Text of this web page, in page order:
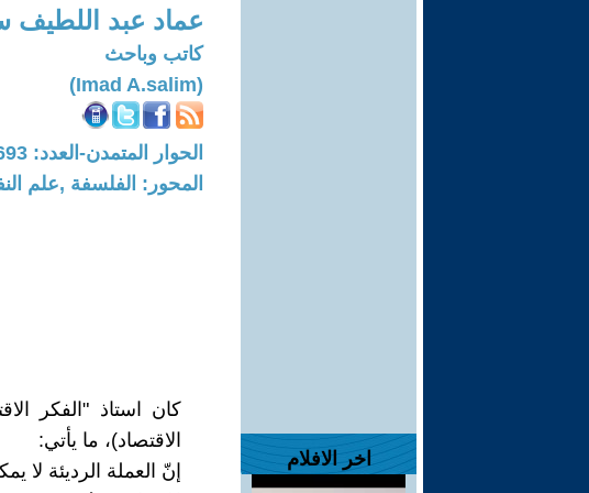
اخر الافلام
عماد عبد اللطيف
كاتب وباحث
(Imad A.salim)
الحوار المتمدن-العدد: 7693 - 2023 / 8 / 4 - 17:24
المحور: الفلسفة ,علم
كان استاذ "الفكر
الاقتصاد)، ما يأتي:
إنّ العملة الرديئة لا